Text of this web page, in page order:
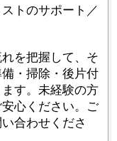
トのサポート／
を把握して、そ
・掃除・後片付
す。未経験の方
心ください。ご
合わせくださ